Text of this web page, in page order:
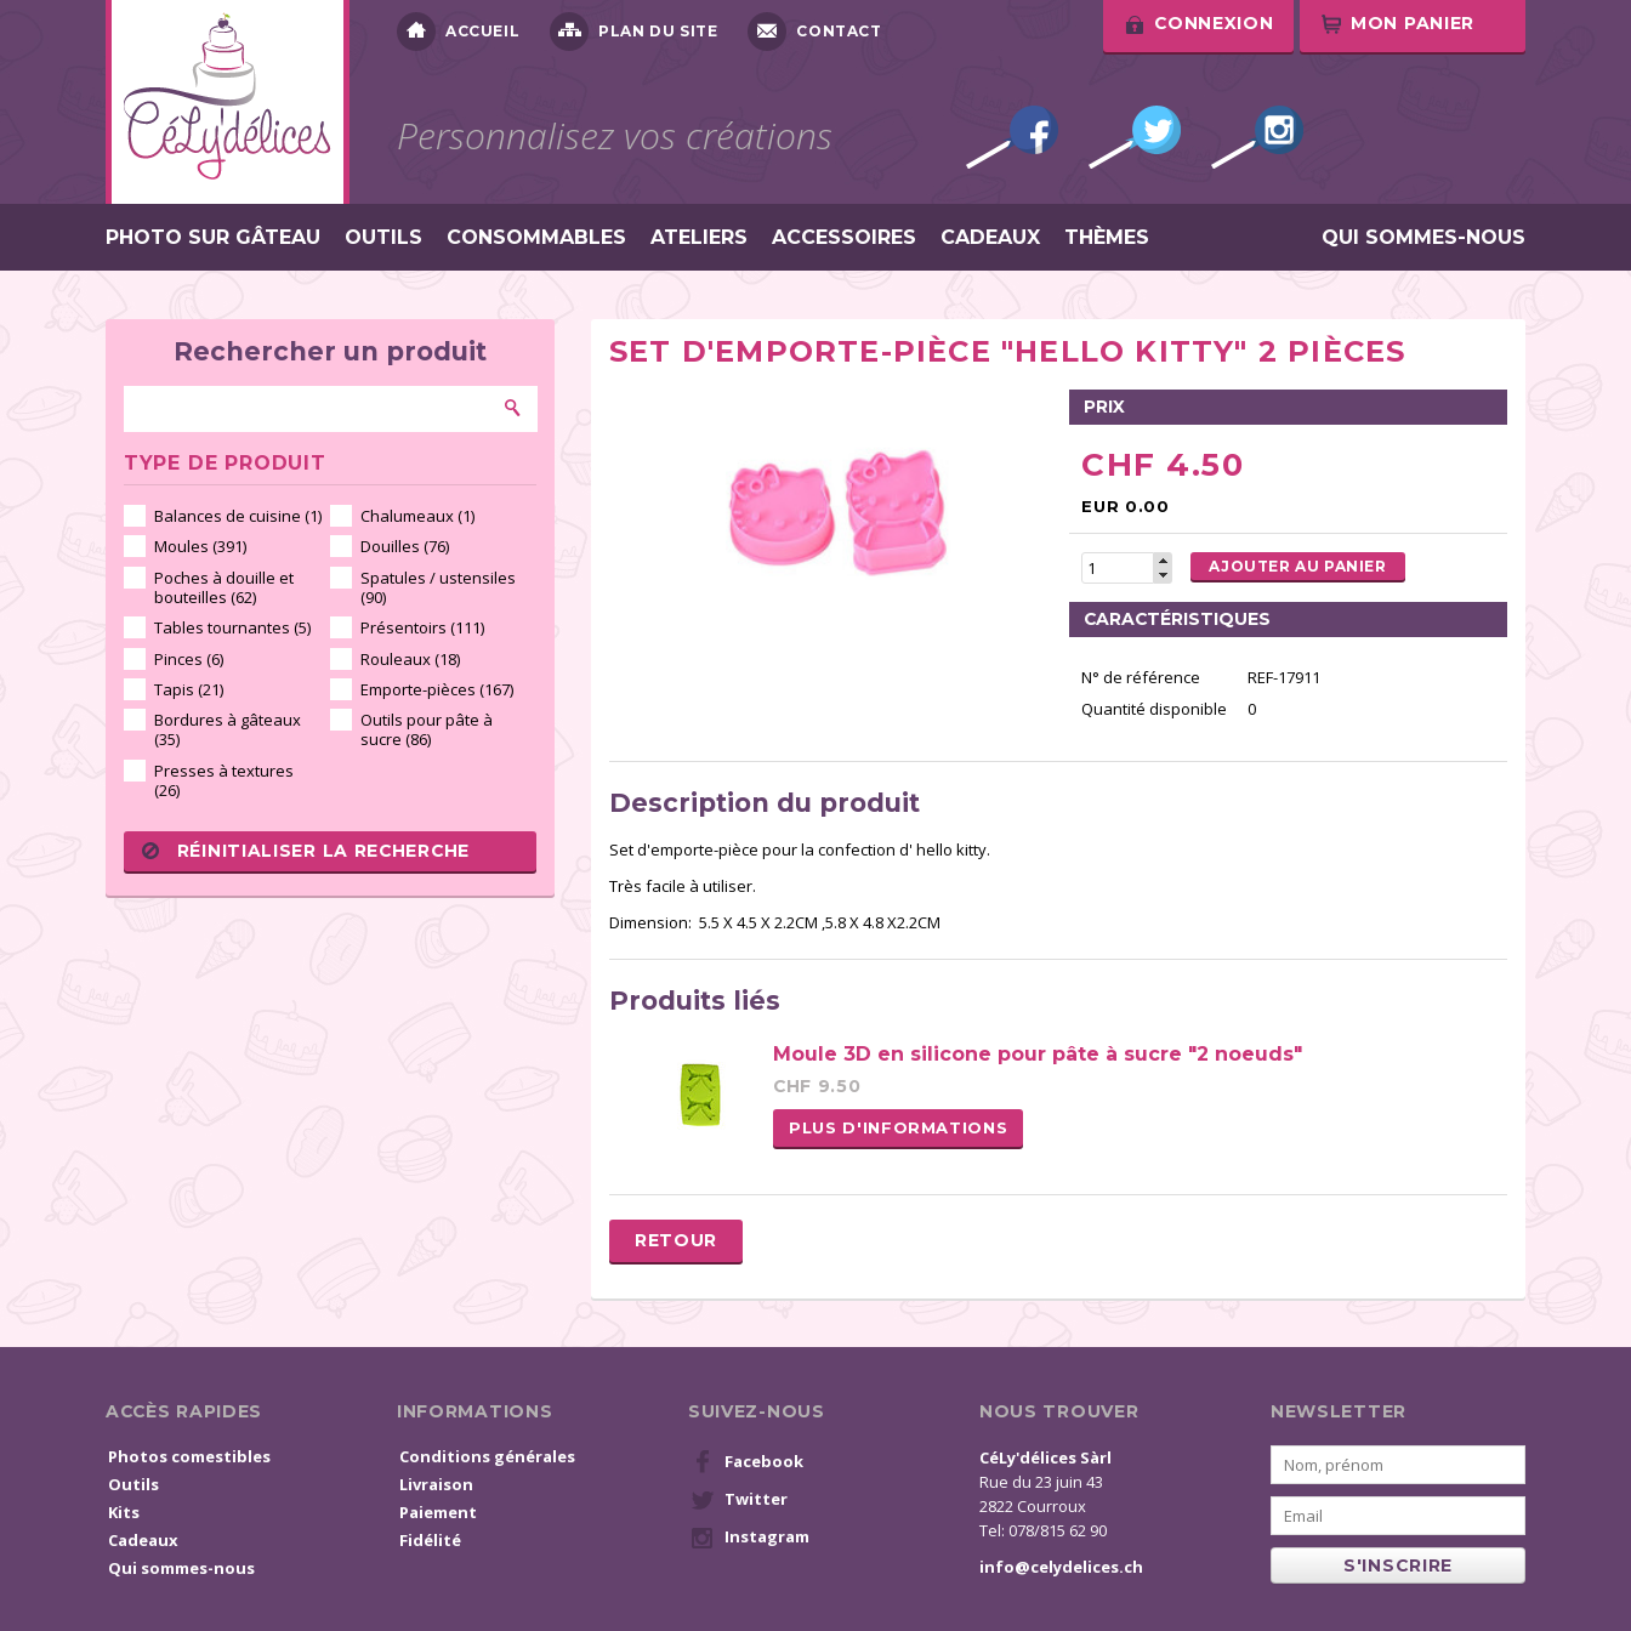
ACCUEIL PLAN DU SITE CONTACT CONNEXION MON PANIER
Personnalisez vos créations
PHOTO SUR GÂTEAU OUTILS CONSOMMABLES ATELIERS ACCESSOIRES CADEAUX THÈMES QUI SOMMES-NOUS
Rechercher un produit
TYPE DE PRODUIT
Balances de cuisine (1)
Chalumeaux (1)
Moules (391)
Douilles (76)
Poches à douille et
bouteilles (62)
Spatules / ustensiles
(90)
Tables tournantes (5)
Présentoirs (111)
Pinces (6)
Rouleaux (18)
Tapis (21)
Emporte-pièces (167)
Bordures à gâteaux
(35)
Outils pour pâte à
sucre (86)
Presses à textures
(26)
RÉINITIALISER LA RECHERCHE
SET D'EMPORTE-PIÈCE "HELLO KITTY" 2 PIÈCES
PRIX
CHF 4.50
EUR 0.00
AJOUTER AU PANIER
CARACTÉRISTIQUES
N° de référence
REF-17911
Quantité disponible
0
Description du produit
Set d'emporte-pièce pour la confection d' hello kitty.
Très facile à utiliser.
Dimension: 5.5 X 4.5 X 2.2CM ,5.8 X 4.8 X2.2CM
Produits liés
Moule 3D en silicone pour pâte à sucre "2 noeuds"
CHF 9.50
PLUS D'INFORMATIONS
RETOUR
ACCÈS RAPIDES
Photos comestibles
Outils
Kits
Cadeaux
Qui sommes-nous
INFORMATIONS
Conditions générales
Livraison
Paiement
Fidélité
SUIVEZ-NOUS
Facebook
Twitter
Instagram
NOUS TROUVER
CéLy'délices Sàrl
Rue du 23 juin 43
2822 Courroux
Tel: 078/815 62 90
info@celydelices.ch
NEWSLETTER
S'INSCRIRE